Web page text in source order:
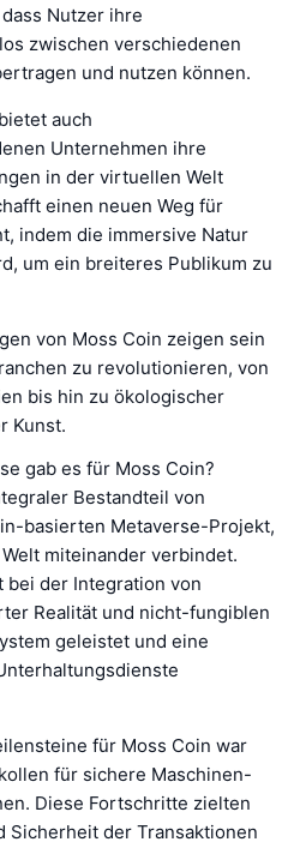
Nutzer ihre
zwischen verschiedenen
und nutzen können.
auch
Unternehmen ihre
in der virtuellen Welt
einen neuen Weg für
indem die immersive Natur
um ein breiteres Publikum zu
von Moss Coin zeigen sein
zu revolutionieren, von
bis hin zu ökologischer
Kunst.
gab es für Moss Coin?
Bestandteil von
basierten Metaverse-Projekt,
miteinander verbindet.
bei der Integration von
Realität und nicht-fungiblen
geleistet und eine
für Moss Coin war
für sichere Maschinen-
Diese Fortschritte zielten
Sicherheit der Transaktionen